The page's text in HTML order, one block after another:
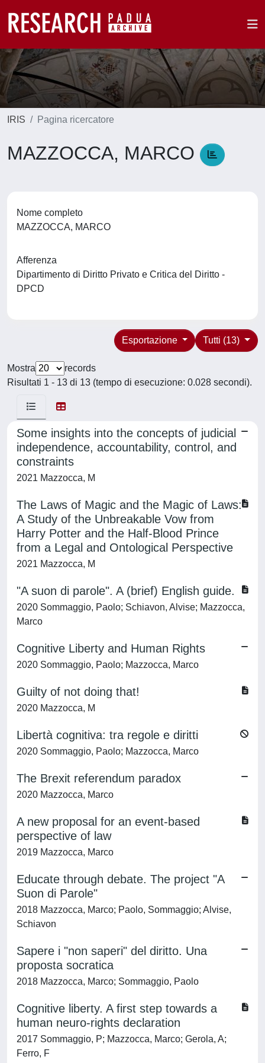
IRIS Pagina ricercatore
MAZZOCCA, MARCO
Nome completo
MAZZOCCA, MARCO
Afferenza
Dipartimento di Diritto Privato e Critica del Diritto -
DPCD
Tutti (13)
Esportazione
Mostra
records
Risultati 1 - 13 di 13 (tempo di esecuzione: 0.028 secondi).
Some insights into the concepts of judicial
independence, accountability, control, and
constraints
2021 Mazzocca, M
The Laws of Magic and the Magic of Laws:
A Study of the Unbreakable Vow from
Harry Potter and the Half-Blood Prince
from a Legal and Ontological Perspective
2021 Mazzocca, M
"A suon di parole". A (brief) English guide.
2020 Sommaggio, Paolo; Schiavon, Alvise; Mazzocca,
Marco
Cognitive Liberty and Human Rights
2020 Sommaggio, Paolo; Mazzocca, Marco
Guilty of not doing that!
2020 Mazzocca, M
Libertà cognitiva: tra regole e diritti
2020 Sommaggio, Paolo; Mazzocca, Marco
The Brexit referendum paradox
2020 Mazzocca, Marco
A new proposal for an event-based
perspective of law
2019 Mazzocca, Marco
Educate through debate. The project "A
Suon di Parole"
2018 Mazzocca, Marco; Paolo, Sommaggio; Alvise,
Schiavon
Sapere i "non saperi" del diritto. Una
proposta socratica
2018 Mazzocca, Marco; Sommaggio, Paolo
Cognitive liberty. A first step towards a
human neuro-rights declaration
2017 Sommaggio, P; Mazzocca, Marco; Gerola, A;
Ferro, F